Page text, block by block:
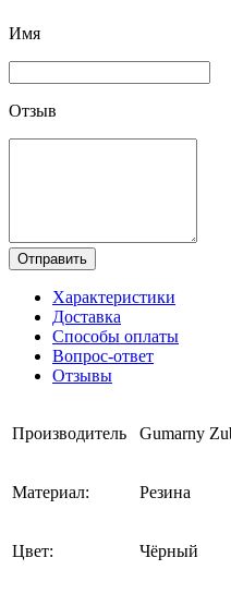
Имя
Отзыв
Отправить
Характеристики
Доставка
Способы оплаты
Вопрос-ответ
Отзывы
Производитель Gumarny
Материал: Резина
Цвет: Чёрный